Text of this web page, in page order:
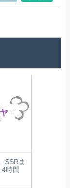
SSRま
時間